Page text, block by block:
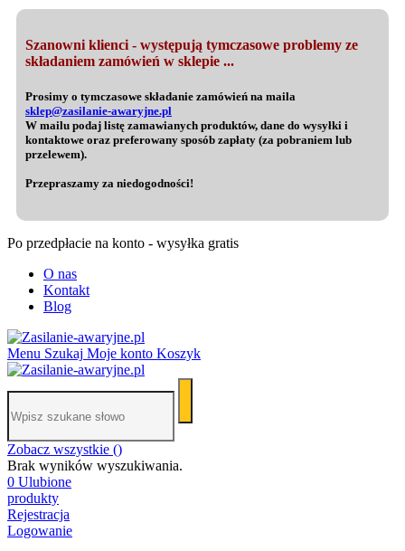
Szanowni klienci - występują tymczasowe problemy ze
składaniem zamówień w sklepie ...
Prosimy o tymczasowe składanie zamówień na maila
sklep@zasilanie-awaryjne.pl
W mailu podaj listę zamawianych produktów, dane do wysyłki i
kontaktowe oraz preferowany sposób zapłaty (za pobraniem lub
przelewem).
Przepraszamy za niedogodności!
Po przedpłacie na konto - wysyłka gratis
O nas
Kontakt
Blog
Menu Szukaj Moje konto Koszyk
Zobacz wszystkie ()
Brak wyników wyszukiwania.
0 Ulubione
produkty
Rejestracja
Logowanie